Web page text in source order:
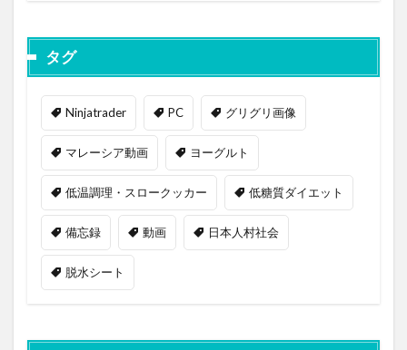
タグ
Ninjatrader PC グリグリ画像
マレーシア動画 ヨーグルト
低温調理・スロークッカー 低糖質ダイエット
備忘録 動画 日本人村社会
脱水シート